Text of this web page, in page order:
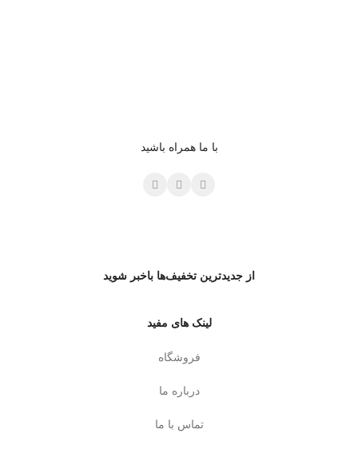
با ما همراه باشید
از جدیدترین تخفیف‌ها باخبر شوید
لینک های مفید
فروشگاه
درباره ما
تماس با ما